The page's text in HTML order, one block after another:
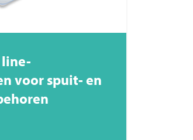
line-
voor spuit- en